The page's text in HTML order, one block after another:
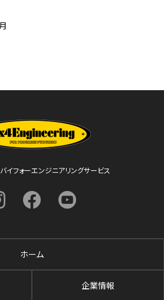
イフォーエンジニアリングサービス
ホーム
企業情報